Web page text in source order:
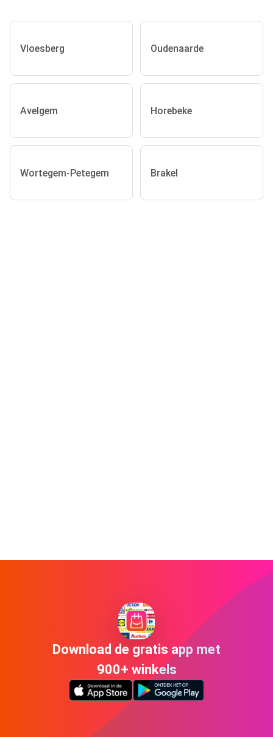
Vloesberg Oudenaarde
Avelgem Horebeke
Wortegem-Petegem Brakel
Download de gratis app met
900+ winkels